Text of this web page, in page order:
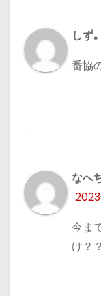
しず｡
番協
なへ
今ま
け？？